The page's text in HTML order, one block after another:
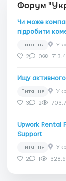
Форум
Чи може
підробити
Питання
2 0
Ищу
Питання
3 2
Upwork Rental
Support
Питання
2 1